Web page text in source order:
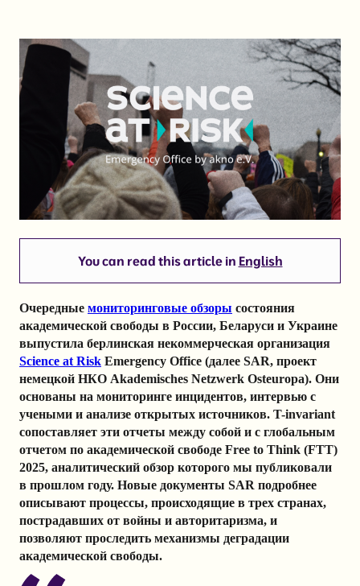
You can read this article in English
Очередные мониторинговые обзоры состояния
академической свободы в России, Беларуси и Украине
выпустила берлинская некоммерческая организация
Science at Risk Emergency Office (далее SAR, проект
немецкой НКО Akademisches Netzwerk Osteuropa). Они
основаны на мониторинге инцидентов, интервью с
учеными и анализе открытых источников. T-invariant
сопоставляет эти отчеты между собой и с глобальным
отчетом по академической свободе Free to Think (FTT)
2025, аналитический обзор которого мы публиковали
в прошлом году. Новые документы SAR подробнее
описывают процессы, происходящие в трех странах,
пострадавших от войны и авторитаризма, и
позволяют проследить механизмы деградации
академической свободы.